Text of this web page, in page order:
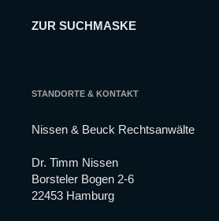
ZUR SUCHMASKE
STANDORTE & KONTAKT
Nissen & Beuck Rechtsanwälte
Dr. Timm Nissen
Borsteler Bogen 2-6
22453 Hamburg